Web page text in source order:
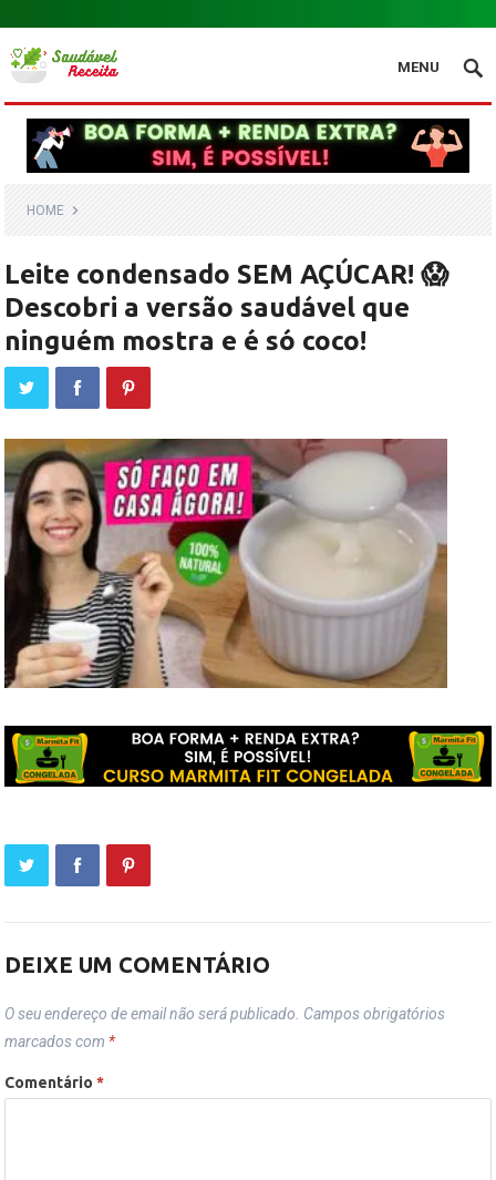
.
MENU
HOME
Leite condensado SEM AÇÚCAR! 😱
Descobri a versão saudável que
ninguém mostra e é só coco!
DEIXE UM COMENTÁRIO
O seu endereço de email não será publicado. Campos obrigatórios
marcados com *
Comentário*